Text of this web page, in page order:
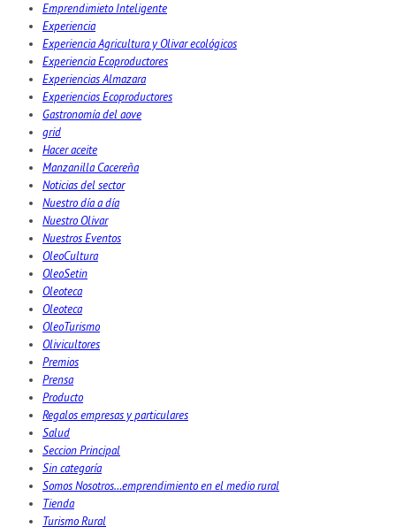
Emprendimieto Inteligente
Experiencia
Experiencia Agricultura y Olivar ecológicos
Experiencia Ecoproductores
Experiencias Almazara
Experiencias Ecoproductores
Gastronomía del aove
grid
Hacer aceite
Manzanilla Cacereña
Noticias del sector
Nuestro día a día
Nuestro Olivar
Nuestros Eventos
OleoCultura
OleoSetin
Oleoteca
Oleoteca
OleoTurismo
Olivicultores
Premios
Prensa
Producto
Regalos empresas y particulares
Salud
Seccion Principal
Sin categoría
Somos Nosotros…emprendimiento en el medio rural
Tienda
Turismo Rural